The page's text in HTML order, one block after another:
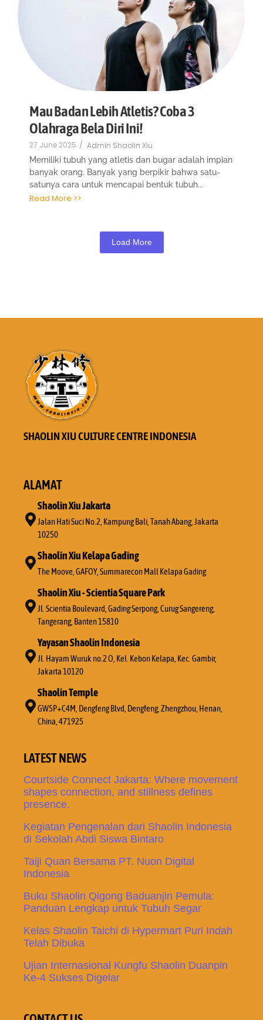
Mau Badan Lebih Atletis? Coba 3
Olahraga Bela Diri Ini!
27 June 2025 / Admin Shaolin Xiu
Memiliki tubuh yang atletis dan bugar adalah impian
banyak orang. Banyak yang berpikir bahwa satu-
satunya cara untuk mencapai bentuk tubuh...
Read More >>
Load More
SHAOLIN XIU CULTURE CENTRE INDONESIA
ALAMAT
Shaolin Xiu Jakarta
Jalan Hati Suci No.2, Kampung Bali, Tanah Abang, Jakarta
10250
Shaolin Xiu Kelapa Gading
The Moove, GAFOY, Summarecon Mall Kelapa Gading
Shaolin Xiu - Scientia Square Park
Jl. Scientia Boulevard, Gading Serpong, Curug Sangereng,
Tangerang, Banten 15810
Yayasan Shaolin Indonesia
Jl. Hayam Wuruk no.2 O, Kel. Kebon Kelapa, Kec. Gambir,
Jakarta 10120
Shaolin Temple
GW5P+C4M, Dengfeng Blvd, Dengfeng, Zhengzhou, Henan,
China, 471925
LATEST NEWS
Courtside Connect Jakarta: Where movement
shapes connection, and stillness defines
presence.
Kegiatan Pengenalan dari Shaolin Indonesia
di Sekolah Abdi Siswa Bintaro
Taiji Quan Bersama PT. Nuon Digital
Indonesia
Buku Shaolin Qigong Baduanjin Pemula:
Panduan Lengkap untuk Tubuh Segar
Kelas Shaolin Taichi di Hypermart Puri Indah
Telah Dibuka
Ujian Internasional Kungfu Shaolin Duanpin
Ke-4 Sukses Digelar